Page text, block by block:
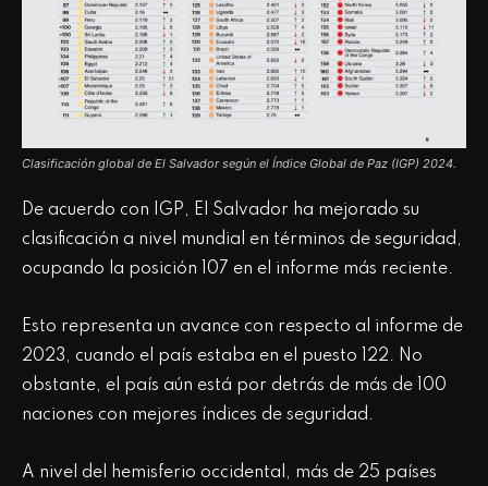
Clasificación global de El Salvador según el Índice Global de Paz (IGP) 2024.
De acuerdo con IGP, El Salvador ha mejorado su
clasificación a nivel mundial en términos de seguridad,
ocupando la posición 107 en el informe más reciente.
Esto representa un avance con respecto al informe de
2023, cuando el país estaba en el puesto 122. No
obstante, el país aún está por detrás de más de 100
naciones con mejores índices de seguridad.
A nivel del hemisferio occidental, más de 25 países